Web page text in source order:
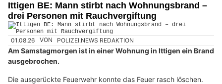
Ittigen BE: Mann stirbt nach Wohnungsbrand –
drei Personen mit Rauchvergiftung
01.08.26 VON POLIZEI.NEWS REDAKTION
Am Samstagmorgen ist in einer Wohnung in Ittigen ein Brand
ausgebrochen.
Die ausgerückte Feuerwehr konnte das Feuer rasch löschen.